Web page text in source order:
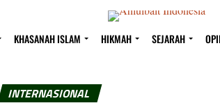
KHASANAH ISLAM HIKMAH SEJARAH
INTERNASIONAL